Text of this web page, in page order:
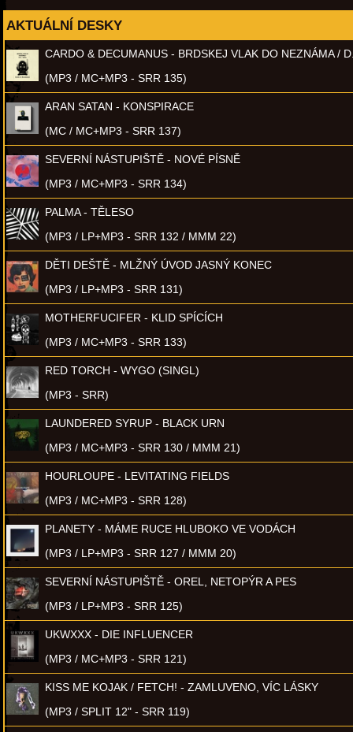
AKTUÁLNÍ DESKY
CARDO & DECUMANUS - BRDSKEJ VLAK DO NEZNÁMA /
(MP3 / MC+MP3 - SRR 135)
ARAN SATAN - KONSPIRACE
(MC / MC+MP3 - SRR 137)
SEVERNÍ NÁSTUPIŠTĚ - NOVÉ PÍSNĚ
(MP3 / MC+MP3 - SRR 134)
PALMA - TĚLESO
(MP3 / LP+MP3 - SRR 132 / MMM 22)
DĚTI DEŠTĚ - MLŽNÝ ÚVOD JASNÝ KONEC
(MP3 / LP+MP3 - SRR 131)
MOTHERFUCIFER - KLID SPÍCÍCH
(MP3 / MC+MP3 - SRR 133)
RED TORCH - WYGO (SINGL)
(MP3 - SRR)
LAUNDERED SYRUP - BLACK URN
(MP3 / MC+MP3 - SRR 130 / MMM 21)
HOURLOUPE - LEVITATING FIELDS
(MP3 / MC+MP3 - SRR 128)
PLANETY - MÁME RUCE HLUBOKO VE VODÁCH
(MP3 / LP+MP3 - SRR 127 / MMM 20)
SEVERNÍ NÁSTUPIŠTĚ - OREL, NETOPÝR A PES
(MP3 / LP+MP3 - SRR 125)
UKWXXX - DIE INFLUENCER
(MP3 / MC+MP3 - SRR 121)
KISS ME KOJAK / FETCH! - ZAMLUVENO, VÍC LÁSKY
(MP3 / SPLIT 12" - SRR 119)